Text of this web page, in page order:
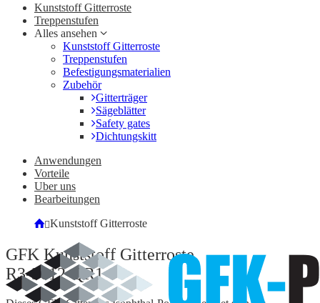
Kunststoff Gitterroste
Treppenstufen
Alles ansehen
Kunststoff Gitterroste
Treppenstufen
Befestigungsmaterialien
Zubehör
Gitterträger
Sägeblätter
Safety gates
Dichtungskitt
Anwendungen
Vorteile
Uber uns
Bearbeitungen
Kunststoff Gitterroste
GFK Kunststoff Gitterroste
R3-3612-QR1